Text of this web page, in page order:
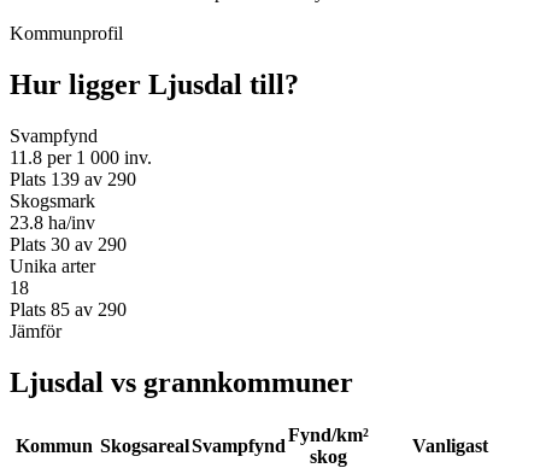
Kommunprofil
Hur ligger Ljusdal till?
Svampfynd
11.8 per 1 000 inv.
Plats 139 av 290
Skogsmark
23.8 ha/inv
Plats 30 av 290
Unika arter
18
Plats 85 av 290
Jämför
Ljusdal vs grannkommuner
Kommun SkogsarealSvampfynd
Fynd/km²
skog
Vanligast